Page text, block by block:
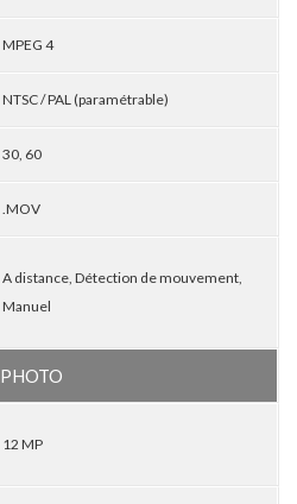
MPEG 4
NTSC / PAL (paramétrable)
30, 60
.MOV
A distance, Détection de mouvement,
Manuel
PHOTO
12 MP